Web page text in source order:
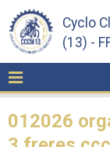
Cyclo
(13) -
012026